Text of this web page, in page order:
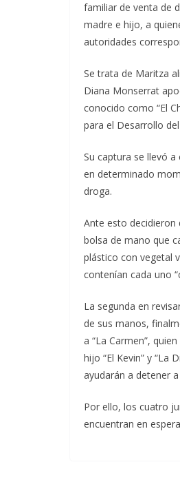
familiar de venta de
madre e hijo, a
autoridades
Se trata de Maritza
Diana Monserrat
conocido como “El
para el Desarrollo
Su captura se llevó
en determinado
droga.
Ante esto decidieron
bolsa de mano que
plástico con vegetal
contenían cada uno
La segunda en
de sus manos,
a “La Carmen”,
hijo “El Kevin” y “La
ayudarán a detener
Por ello, los cuatro
encuentran en